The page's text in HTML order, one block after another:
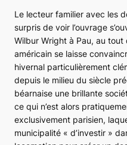
Le lecteur familier avec les
surpris de voir l’ouvrage
Wilbur Wright à Pau, au
américain se laisse
hivernal particulièrement
depuis le milieu du siècle
béarnaise une brillante
ce qui n’est alors
exclusivement parisien,
municipalité « d’investir »